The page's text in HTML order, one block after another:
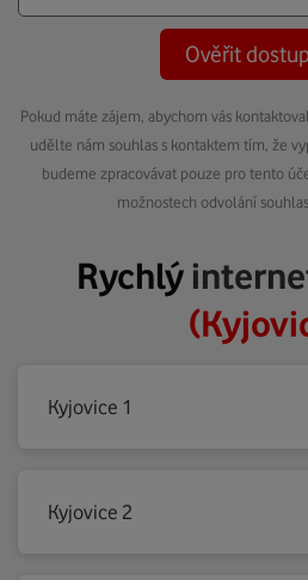
Ověřit
Pokud máte zájem, abychom vás
udělte nám souhlas s kontaktem tím, že
budeme zpracovávat pouze pro tento
možnostech odvolání
Rychlý
Kyjovice 1
Kyjovice 2